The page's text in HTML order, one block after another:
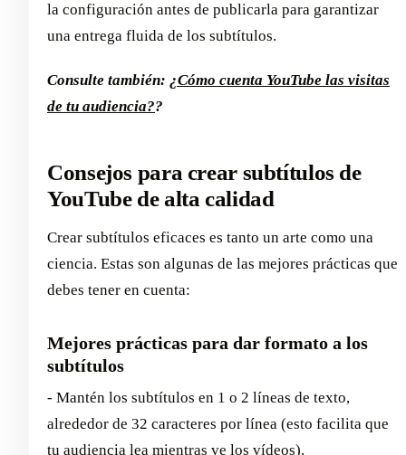
la configuración antes de publicarla para garantizar
una entrega fluida de los subtítulos.
Consulte también: ¿Cómo cuenta YouTube las visitas
de tu audiencia??
Consejos para crear subtítulos de
YouTube de alta calidad
Crear subtítulos eficaces es tanto un arte como una
ciencia. Estas son algunas de las mejores prácticas que
debes tener en cuenta:
Mejores prácticas para dar formato a los
subtítulos
- Mantén los subtítulos en 1 o 2 líneas de texto,
alrededor de 32 caracteres por línea (esto facilita que
tu audiencia lea mientras ve los vídeos).